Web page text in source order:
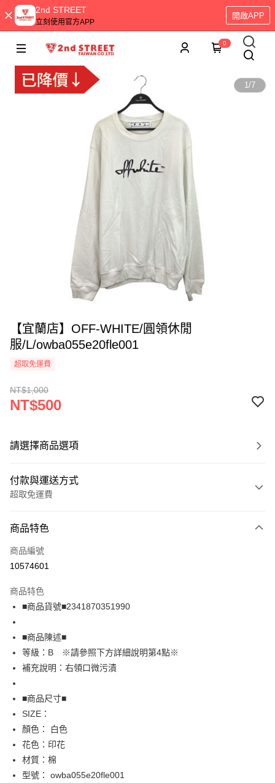
2nd STREET
立刻使用官方APP
開啟APP
0
1/7
【宜蘭店】OFF-WHITE/圓領休閒
服/L/owba055e20fle001
超取免運費
NT$1,000
NT$500
請選擇商品選項
付款與運送方式
超取免運費
信用卡一次付款
超商取貨付款
Apple Pay
街口支付
悠遊付
全盈+PAY
AFTEE先享後付
相關說明
【關於「AFTEE先享後付」】
AFTEE先享後付是「在收到商品之後才付款」的支付方式。 讓您購物簡單
便利好安心！
１．簡單：不需註冊會員、不需綁卡、不需儲值。
３．安心：先確認商品／服務後，再付款。
運送方式
全家取貨付款
免運費
商品特色
商品編號
10574601
商品特色
■商品貨號■2341870351990
■商品陳述■
等級：B ※請參照下方詳細說明第4點※
補充說明：右領口微污漬
■商品尺寸■
SIZE：
顏色： 白色
花色：印花
材質：棉
型號： owba055e20fle001